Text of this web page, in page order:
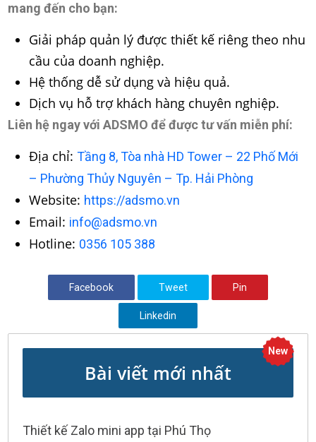
mang đến cho bạn:
Giải pháp quản lý được thiết kế riêng theo nhu
cầu của doanh nghiệp.
Hệ thống dễ sử dụng và hiệu quả.
Dịch vụ hỗ trợ khách hàng chuyên nghiệp.
Liên hệ ngay với ADSMO để được tư vấn miễn phí:
Địa chỉ:Tầng 8, Tòa nhà HD Tower – 22 Phố Mới
– Phường Thủy Nguyên – Tp. Hải Phòng
Website: https://adsmo.vn
Email: info@adsmo.vn
Hotline: 0356 105 388
Facebook Tweet Pin
Linkedin
Bài viết mới nhất
New
Thiết kế Zalo mini app tại Phú Thọ